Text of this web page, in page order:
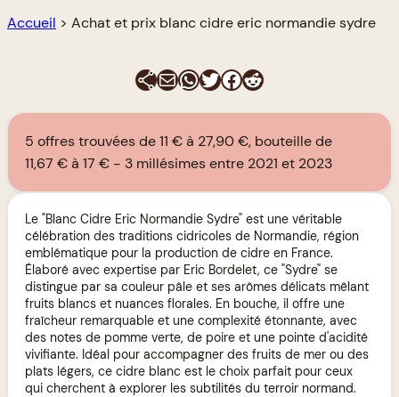
Accueil > Achat et prix blanc cidre eric normandie sydre
E-mailWhatsApp
Twitter
Facebook
Reddit
5 offres trouvées de 11 € à 27,90 €, bouteille de
11,67 € à 17 €
3 millésimes entre 2021 et 2023
Le "Blanc Cidre Eric Normandie Sydre" est une véritable
célébration des traditions cidricoles de Normandie, région
emblématique pour la production de cidre en France.
Élaboré avec expertise par Eric Bordelet, ce "Sydre" se
distingue par sa couleur pâle et ses arômes délicats mêlant
fruits blancs et nuances florales. En bouche, il offre une
fraîcheur remarquable et une complexité étonnante, avec
des notes de pomme verte, de poire et une pointe d'acidité
vivifiante. Idéal pour accompagner des fruits de mer ou des
plats légers, ce cidre blanc est le choix parfait pour ceux
qui cherchent à explorer les subtilités du terroir normand.